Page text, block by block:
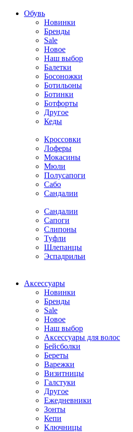
Обувь
Новинки
Бренды
Sale
Новое
Наш выбор
Балетки
Босоножки
Ботильоны
Ботинки
Ботфорты
Другое
Кеды
Кроссовки
Лоферы
Мокасины
Мюли
Полусапоги
Сабо
Сандалии
Сандалии
Сапоги
Слипоны
Туфли
Шлепанцы
Эспадрильи
Аксессуары
Новинки
Бренды
Sale
Новое
Наш выбор
Аксессуары для волос
Бейсболки
Береты
Варежки
Визитницы
Галстуки
Другое
Ежедневники
Зонты
Кепи
Ключницы